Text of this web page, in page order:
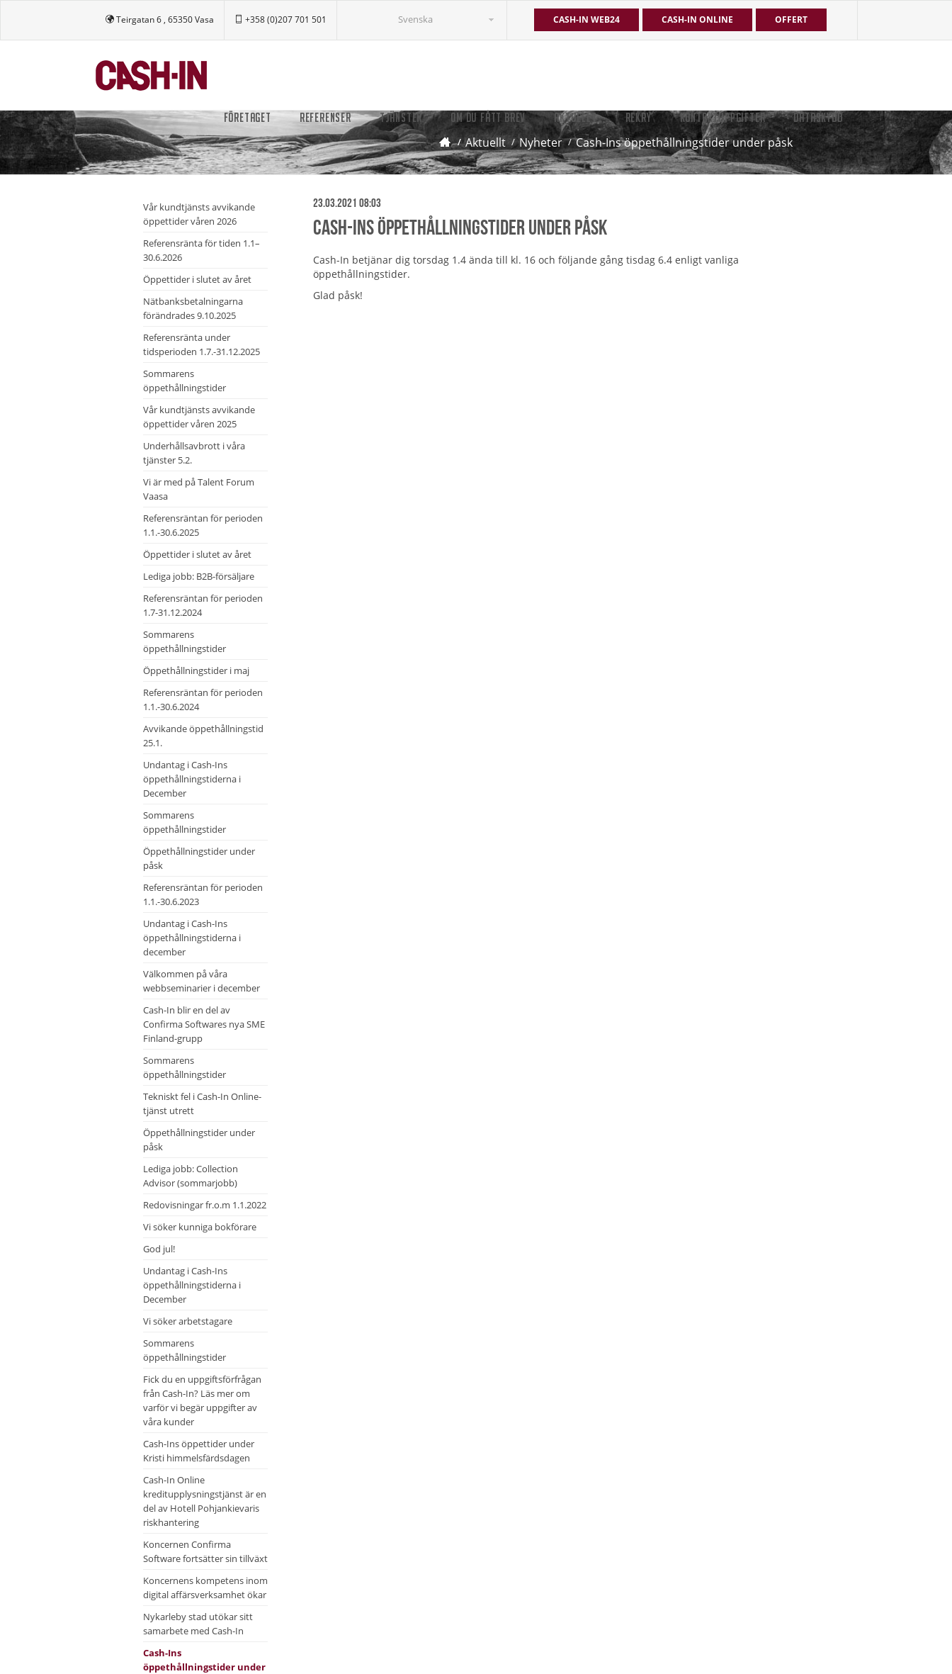
Teirgatan 6 , 65350 Vasa +358 (0)207 701 501 Svenska CASH-IN WEB24 CASH-IN ONLINE OFFERT
FÖRETAGET REFERENSER TJÄNSTER OM DU FÅTT BREV AKTUELLT REKRY KONTAKTUPPGIFTER DATASKYDD
Aktuellt Nyheter Cash-Ins öppethållningstider under påsk
Vår kundtjänsts avvikande
öppettider våren 2026
Referensränta för tiden 1.1–
30.6.2026
Öppettider i slutet av året
Nätbanksbetalningarna
förändrades 9.10.2025
Referensränta under
tidsperioden 1.7.-31.12.2025
Sommarens
öppethållningstider
Vår kundtjänsts avvikande
öppettider våren 2025
Underhållsavbrott i våra
tjänster 5.2.
Vi är med på Talent Forum
Vaasa
Referensräntan för perioden
1.1.-30.6.2025
Öppettider i slutet av året
Lediga jobb: B2B-försäljare
Referensräntan för perioden
1.7-31.12.2024
Sommarens
öppethållningstider
Öppethållningstider i maj
Referensräntan för perioden
1.1.-30.6.2024
Avvikande öppethållningstid
25.1.
Undantag i Cash-Ins
öppethållningstiderna i
December
Sommarens
öppethållningstider
Öppethållningstider under
påsk
Referensräntan för perioden
1.1.-30.6.2023
Undantag i Cash-Ins
öppethållningstiderna i
december
Välkommen på våra
webbseminarier i december
Cash-In blir en del av
Confirma Softwares nya SME
Finland-grupp
Sommarens
öppethållningstider
Tekniskt fel i Cash-In Online-
tjänst utrett
Öppethållningstider under
påsk
Lediga jobb: Collection
Advisor (sommarjobb)
Redovisningar fr.o.m 1.1.2022
Vi söker kunniga bokförare
God jul!
Undantag i Cash-Ins
öppethållningstiderna i
December
Vi söker arbetstagare
Sommarens
öppethållningstider
Fick du en uppgiftsförfrågan
från Cash-In? Läs mer om
varför vi begär uppgifter av
våra kunder
Cash-Ins öppettider under
Kristi himmelsfärdsdagen
Cash-In Online
kreditupplysningstjänst är en
del av Hotell Pohjankievaris
riskhantering
Koncernen Confirma
Software fortsätter sin tillväxt
Koncernens kompetens inom
digital affärsverksamhet ökar
Nykarleby stad utökar sitt
samarbete med Cash-In
Cash-Ins
öppethållningstider under
23.03.2021 08:03
Cash-Ins öppethållningstider under påsk
Cash-In betjänar dig torsdag 1.4 ända till kl. 16 och följande gång tisdag 6.4 enligt vanliga
öppethållningstider.
Glad påsk!